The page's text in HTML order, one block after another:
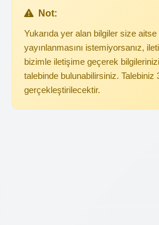
Not:
Yukarıda yer alan bilgiler size
yayınlanmasını istemiyorsanız,
bizimle iletişime geçerek
talebinde bulunabilirsiniz. Talebiniz
gerçekleştirilecektir.